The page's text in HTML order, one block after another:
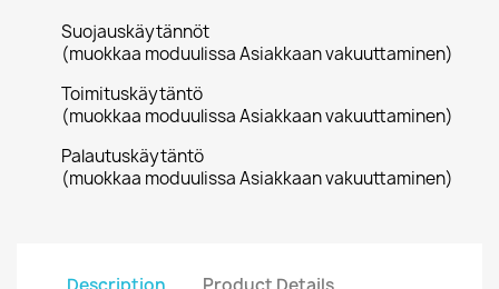
Suojauskäytännöt
(muokkaa moduulissa Asiakkaan vakuuttaminen)
Toimituskäytäntö
(muokkaa moduulissa Asiakkaan vakuuttaminen)
Palautuskäytäntö
(muokkaa moduulissa Asiakkaan vakuuttaminen)